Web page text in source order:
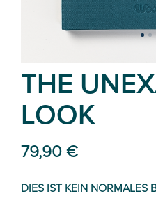
THE
LOOK
79,90 €
DIES IST KEIN NORMALES